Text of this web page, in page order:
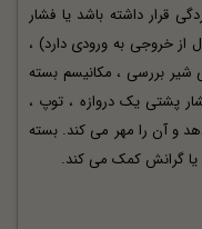
قرار داشته باشد یا فشار
از خروجی به ورودی دارد) ،
شیر بررسی ، مکانیسم بسته
پشتی یک دروازه ، توپ ،
و آن را مهر می کند. بسته
گرانش کمک می کند.